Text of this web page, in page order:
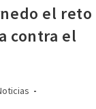
el reto
contra el